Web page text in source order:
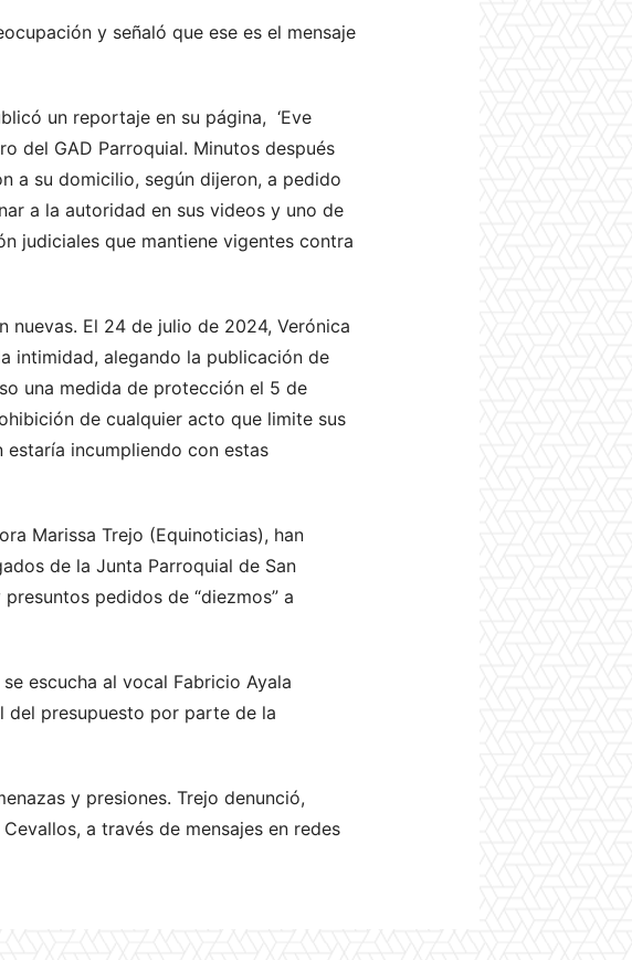
y señaló que ese es el mensaje
un reportaje en su página, ‘Eve
del GAD Parroquial. Minutos después
a su domicilio, según dijeron, a pedido
a la autoridad en sus videos y uno de
judiciales que mantiene vigentes contra
nuevas. El 24 de julio de 2024, Verónica
intimidad, alegando la publicación de
una medida de protección el 5 de
de cualquier acto que limite sus
incumpliendo con estas
Marissa Trejo (Equinoticias), han
de la Junta Parroquial de San
pedidos de “diezmos” a
escucha al vocal Fabricio Ayala
del presupuesto por parte de la
y presiones. Trejo denunció,
a través de mensajes en redes